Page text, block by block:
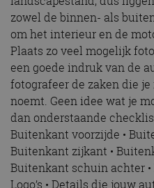
zowel de binnen- als
om het interieur en de
Plaats zo veel mogelijk
een goede indruk van de
fotografeer de zaken die
noemt. Geen idee wat je
dan onderstaande
Buitenkant voorzijde •
Buitenkant zijkant •
Buitenkant schuin achter •
Logo’s • Details die jouw